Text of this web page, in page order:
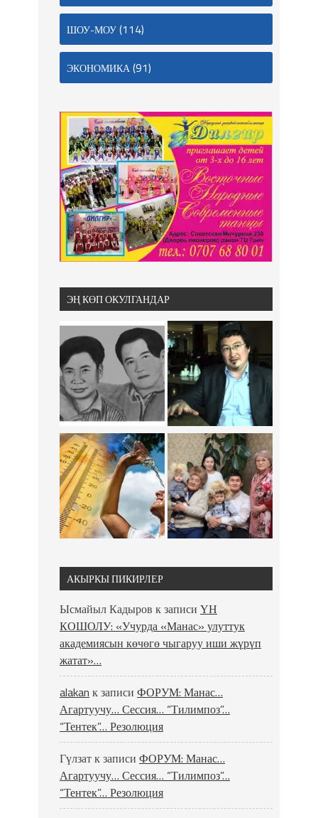
ШОУ-МОУ(114)
ЭКОНОМИКА(91)
ЭҢ КӨП ОКУЛГАНДАР
АКЫРКЫ ПИКИРЛЕР
Ысмайыл Кадыров к записи ҮН
КОШОЛУ: «Учурда «Манас» улуттук
академиясын көчөгө чыгаруу иши жүрүп
жатат»…
alakan к записи ФОРУМ: Манас…
Агартуучу… Сессия… “Тилимпоз”…
“Тентек”… Резолюция
Гүлзатк записи ФОРУМ: Манас…
Агартуучу… Сессия… “Тилимпоз”…
“Тентек”… Резолюция